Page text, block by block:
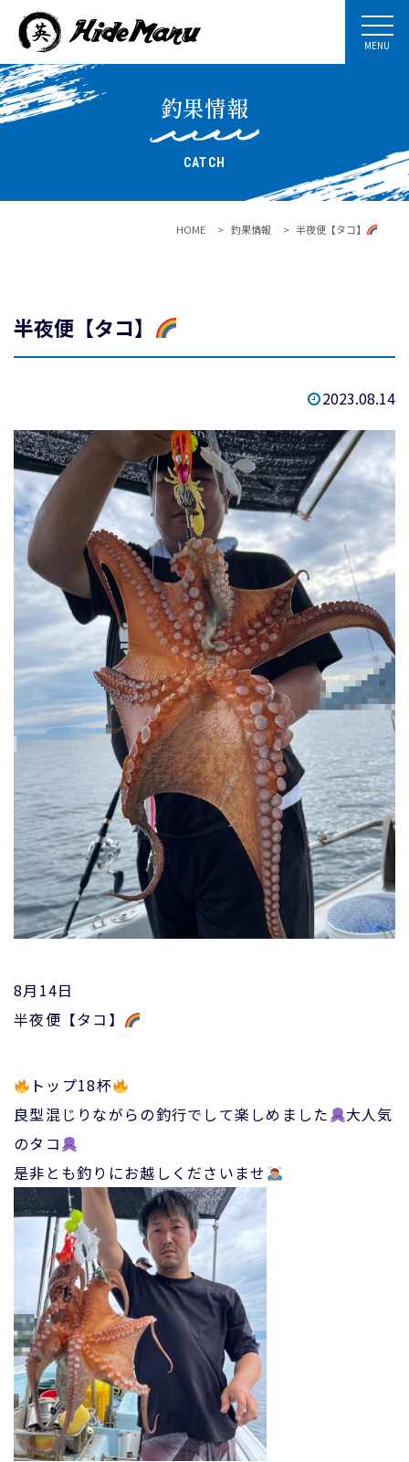
MENU
釣果情報
CATCH
HOME > 釣果情報 > 半夜便【タコ】
半夜便【タコ】
2023.08.14
8月14日
半夜便【タコ】
トップ18杯
良型混じりながらの釣行でして楽しめました
大人気
のタコ
是非とも釣りにお越しくださいませ